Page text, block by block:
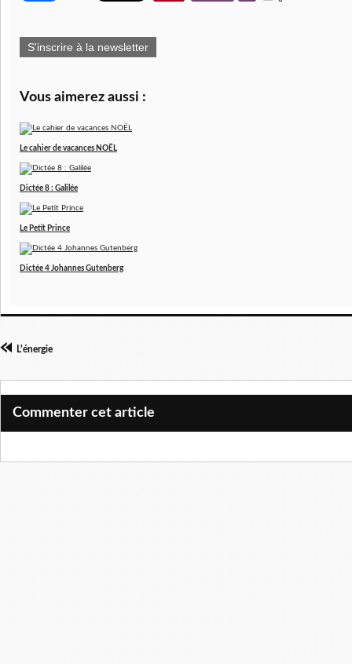
S'inscrire à la newsletter
Vous aimerez aussi :
Le cahier de vacances NOËL
Dictée 8 : Galilée
Le Petit Prince
Dictée 4 Johannes Gutenberg
L'énergie
Commenter cet article